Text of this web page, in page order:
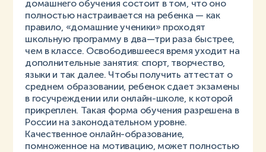
домашнего обучения состоит в том, что оно
полностью настраивается на ребенка — как
правило, «домашние ученики» проходят
школьную программу в два—три раза быстрее,
чем в классе. Освободившееся время уходит на
дополнительные занятия: спорт, творчество,
языки и так далее. Чтобы получить аттестат о
среднем образовании, ребенок сдает экзамены
в госучреждении или онлайн-школе, к которой
прикреплен. Такая форма обучения разрешена в
России на законодательном уровне.
Качественное онлайн-образование,
помноженное на мотивацию, может полностью